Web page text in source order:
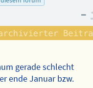
–
gerade schlecht
ende Januar bzw.